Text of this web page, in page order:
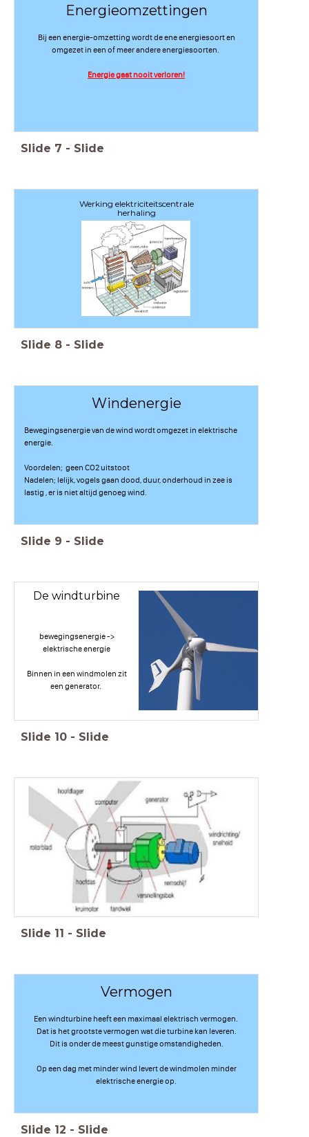
Energieomzettingen
Bij een energie-omzetting wordt de ene energiesoort en
omgezet in een of meer andere energiesoorten.
Energie gaat nooit verloren!
Slide 7 - Slide
Werking elektriciteitscentrale
herhaling
Slide 8 - Slide
Windenergie
Bewegingsenergie van de wind wordt omgezet in elektrische
energie.
Voordelen; geen CO2 uitstoot
Nadelen; lelijk, vogels gaan dood, duur, onderhoud in zee is
lastig , er is niet altijd genoeg wind.
Slide 9 - Slide
De windturbine
bewegingsenergie ->
elektrische energie
Binnen in een windmolen zit
een generator.
Slide 10 - Slide
Slide 11 - Slide
Vermogen
Een windturbine heeft een maximaal elektrisch vermogen.
Dat is het grootste vermogen wat die turbine kan leveren.
Dit is onder de meest gunstige omstandigheden.
Op een dag met minder wind levert de windmolen minder
elektrische energie op.
Slide 12 - Slide